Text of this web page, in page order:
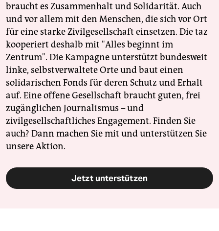
braucht es Zusammenhalt und Solidarität. Auch
und vor allem mit den Menschen, die sich vor Ort
für eine starke Zivilgesellschaft einsetzen. Die taz
kooperiert deshalb mit "Alles beginnt im
Zentrum". Die Kampagne unterstützt bundesweit
linke, selbstverwaltete Orte und baut einen
solidarischen Fonds für deren Schutz und Erhalt
auf. Eine offene Gesellschaft braucht guten, frei
zugänglichen Journalismus – und
zivilgesellschaftliches Engagement. Finden Sie
auch? Dann machen Sie mit und unterstützen Sie
unsere Aktion.
Jetzt unterstützen